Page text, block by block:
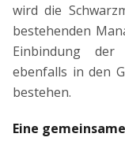
wird die
bestehenden
Einbindung der
ebenfalls in den
bestehen.
Eine